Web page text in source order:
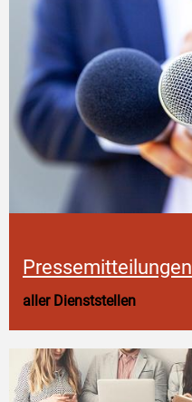
Pressemitteilungen
aller Dienststellen